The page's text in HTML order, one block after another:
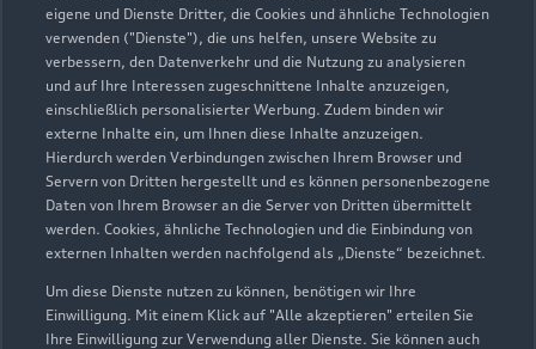
eigene und Dienste Dritter, die Cookies und ähnliche Technologien
verwenden ("Dienste"), die uns helfen, unsere Website zu
verbessern, den Datenverkehr und die Nutzung zu analysieren
und auf Ihre Interessen zugeschnittene Inhalte anzuzeigen,
einschließlich personalisierter Werbung. Zudem binden wir
externe Inhalte ein, um Ihnen diese Inhalte anzuzeigen.
Hierdurch werden Verbindungen zwischen Ihrem Browser und
Servern von Dritten hergestellt und es können personenbezogene
Daten von Ihrem Browser an die Server von Dritten übermittelt
werden. Cookies, ähnliche Technologien und die Einbindung von
externen Inhalten werden nachfolgend als „Dienste“ bezeichnet.
Um diese Dienste nutzen zu können, benötigen wir Ihre
Einwilligung. Mit einem Klick auf "Alle akzeptieren" erteilen Sie
Ihre Einwilligung zur Verwendung aller Dienste. Sie können auch
Forster Straße 11
03172 Guben